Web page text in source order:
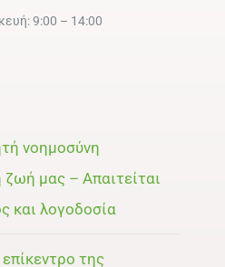
9:00 – 14:00
νοημοσύνη
μας – Απαιτείται
και λογοδοσία
της